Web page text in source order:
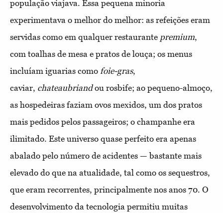
população viajava. Essa pequena minoria
experimentava o melhor do melhor: as refeições eram
servidas como em qualquer restaurante premium,
com toalhas de mesa e pratos de louça; os menus
incluíam iguarias como foie-gras,
caviar, chateaubriandou rosbife; ao pequeno-almoço,
as hospedeiras faziam ovos mexidos, um dos pratos
mais pedidos pelos passageiros; o champanhe era
ilimitado. Este universo quase perfeito era apenas
abalado pelo número de acidentes — bastante mais
elevado do que na atualidade, tal como os sequestros,
que eram recorrentes, principalmente nos anos 70. O
desenvolvimento da tecnologia permitiu muitas